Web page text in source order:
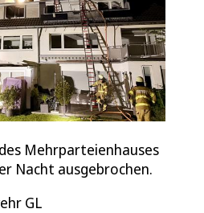
Mehrparteienhauses
Nacht ausgebrochen.
GL